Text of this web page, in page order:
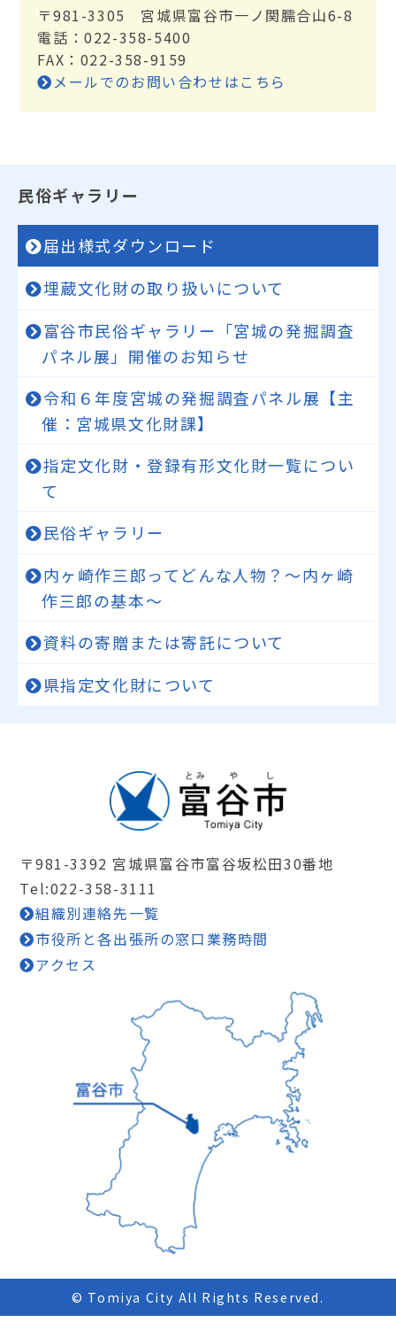
〒981-3305 宮城県富谷市一ノ関臑合山6-8
電話：022-358-5400
FAX：022-358-9159
メールでのお問い合わせはこちら
民俗ギャラリー
届出様式ダウンロード
埋蔵文化財の取り扱いについて
富谷市民俗ギャラリー「宮城の発掘調査
パネル展」開催のお知らせ
令和６年度宮城の発掘調査パネル展【主
催：宮城県文化財課】
指定文化財・登録有形文化財一覧につい
て
民俗ギャラリー
内ヶ崎作三郎ってどんな人物？～内ヶ崎
作三郎の基本～
資料の寄贈または寄託について
県指定文化財について
〒981-3392 宮城県富谷市富谷坂松田30番地
Tel:022-358-3111
組織別連絡先一覧
市役所と各出張所の窓口業務時間
アクセス
© Tomiya City All Rights Reserved.